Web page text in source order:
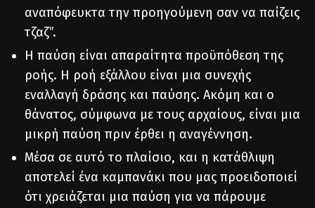
αναπόφευκτα την προηγούμενη σαν να παίζεις
τζαζ”.
Η παύση είναι απαραίτητα προϋπόθεση της
ροής. Η ροή εξάλλου είναι μια συνεχής
εναλλαγή δράσης και παύσης. Ακόμη και ο
θάνατος, σύμφωνα με τους αρχαίους, είναι μια
μικρή παύση πριν έρθει η αναγέννηση.
Μέσα σε αυτό το πλαίσιο, και η κατάθλιψη
αποτελεί ένα καμπανάκι που μας προειδοποιεί
ότι χρειάζεται μια παύση για να πάρουμε